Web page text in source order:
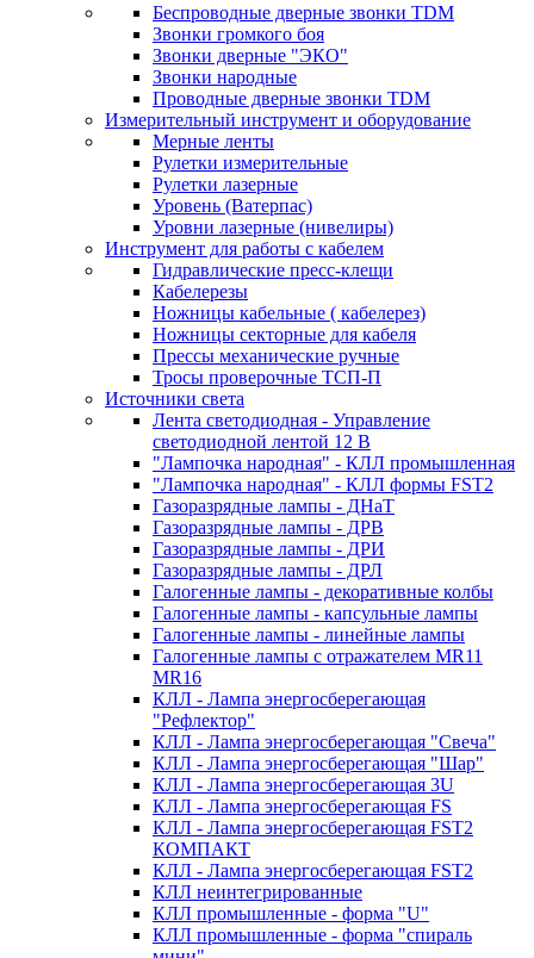
Беспроводные дверные звонки TDM
Звонки громкого боя
Звонки дверные "ЭКО"
Звонки народные
Проводные дверные звонки TDM
Измерительный инструмент и оборудование
Мерные ленты
Рулетки измерительные
Рулетки лазерные
Уровень (Ватерпас)
Уровни лазерные (нивелиры)
Инструмент для работы с кабелем
Гидравлические пресс-клещи
Кабелерезы
Ножницы кабельные ( кабелерез)
Ножницы секторные для кабеля
Прессы механические ручные
Тросы проверочные ТСП-П
Источники света
Лента светодиодная - Управление
светодиодной лентой 12 В
"Лампочка народная" - КЛЛ промышленная
"Лампочка народная" - КЛЛ формы FST2
Газоразрядные лампы - ДНаТ
Газоразрядные лампы - ДРВ
Газоразрядные лампы - ДРИ
Газоразрядные лампы - ДРЛ
Галогенные лампы - декоративные колбы
Галогенные лампы - капсульные лампы
Галогенные лампы - линейные лампы
Галогенные лампы с отражателем MR11
MR16
КЛЛ - Лампа энергосберегающая
"Рефлектор"
КЛЛ - Лампа энергосберегающая "Свеча"
КЛЛ - Лампа энергосберегающая "Шар"
КЛЛ - Лампа энергосберегающая 3U
КЛЛ - Лампа энергосберегающая FS
КЛЛ - Лампа энергосберегающая FST2
КОМПАКТ
КЛЛ - Лампа энергосберегающая FSТ2
КЛЛ неинтегрированные
КЛЛ промышленные - форма "U"
КЛЛ промышленные - форма "спираль